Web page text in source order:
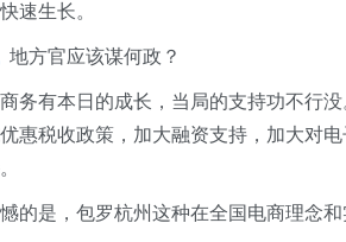
速生长。
地方官应该谋何政？
务有本日的成长，当局的支持功不行
惠税收政策，加大融资支持，加大对
的是，包罗杭州这种在全国电商理念